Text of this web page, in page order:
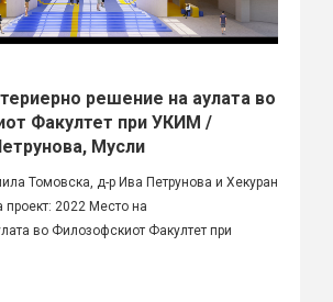
решение на аулата во
Факултет при УКИМ /
Мусли
Томовска, д-р Ива Петрунова и Хекуран
проект: 2022 Место на
во Филозофскиот Факултет при